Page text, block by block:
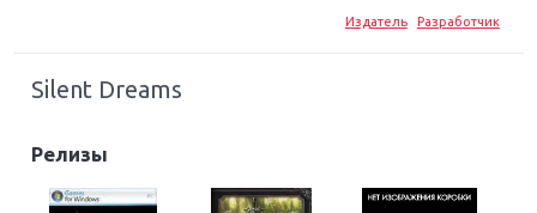
Издатель Разработчик
Silent Dreams
Релизы